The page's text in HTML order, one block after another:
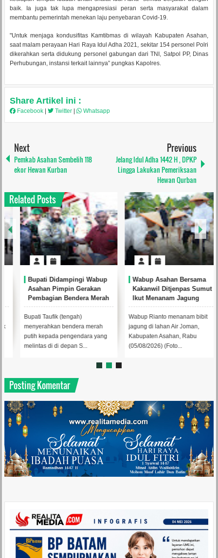
baik. Ia juga tak lupa mengapresiasi peran serta masyarakat dalam
membantu pemerintah menekan laju penyebaran Covid-19.
"Untuk menjaga kondusifitas Kamtibmas di wilayah Kabupaten Asahan,
saat malam perayaan Hari Raya Idul Adha 2021, sekitar 154 personel Polri
dikerahkan serta didukung personel gabungan dari TNI, Satpol PP, Dinas
Perhubungan, instansi terkait lainnya” pungkas Kapolres.
Share Artikel ini :
Facebook Twitter Whatsapp
Next
Pemkab Asahan Sembelih 118
ekor Hewan Kurban
Previous
Jelang Idul Adha 1442 H , DPKP
Lingga Lakukan Pemeriksaan
Hewan Qurban
Related Posts
Bupati Didampingi Wabup
Asahan Pimpin Gerakan
Pembagian Bendera Merah
Putih kepada Masyarakat
Bupati Taufik (tengah)
menyerahkan bendera merah
putih kepada pengendara yang
melintas di di depan S...
Wabup Asahan Bersama
Kakanwil Ditjenpas Sumut
Ikut Menanam Jagung
Wabup Rianto menanam bibit
jagung di lahan Air Joman,
Kabupaten Asahan, Rabu
(05/08/2026) (Foto...
Posting Komentar